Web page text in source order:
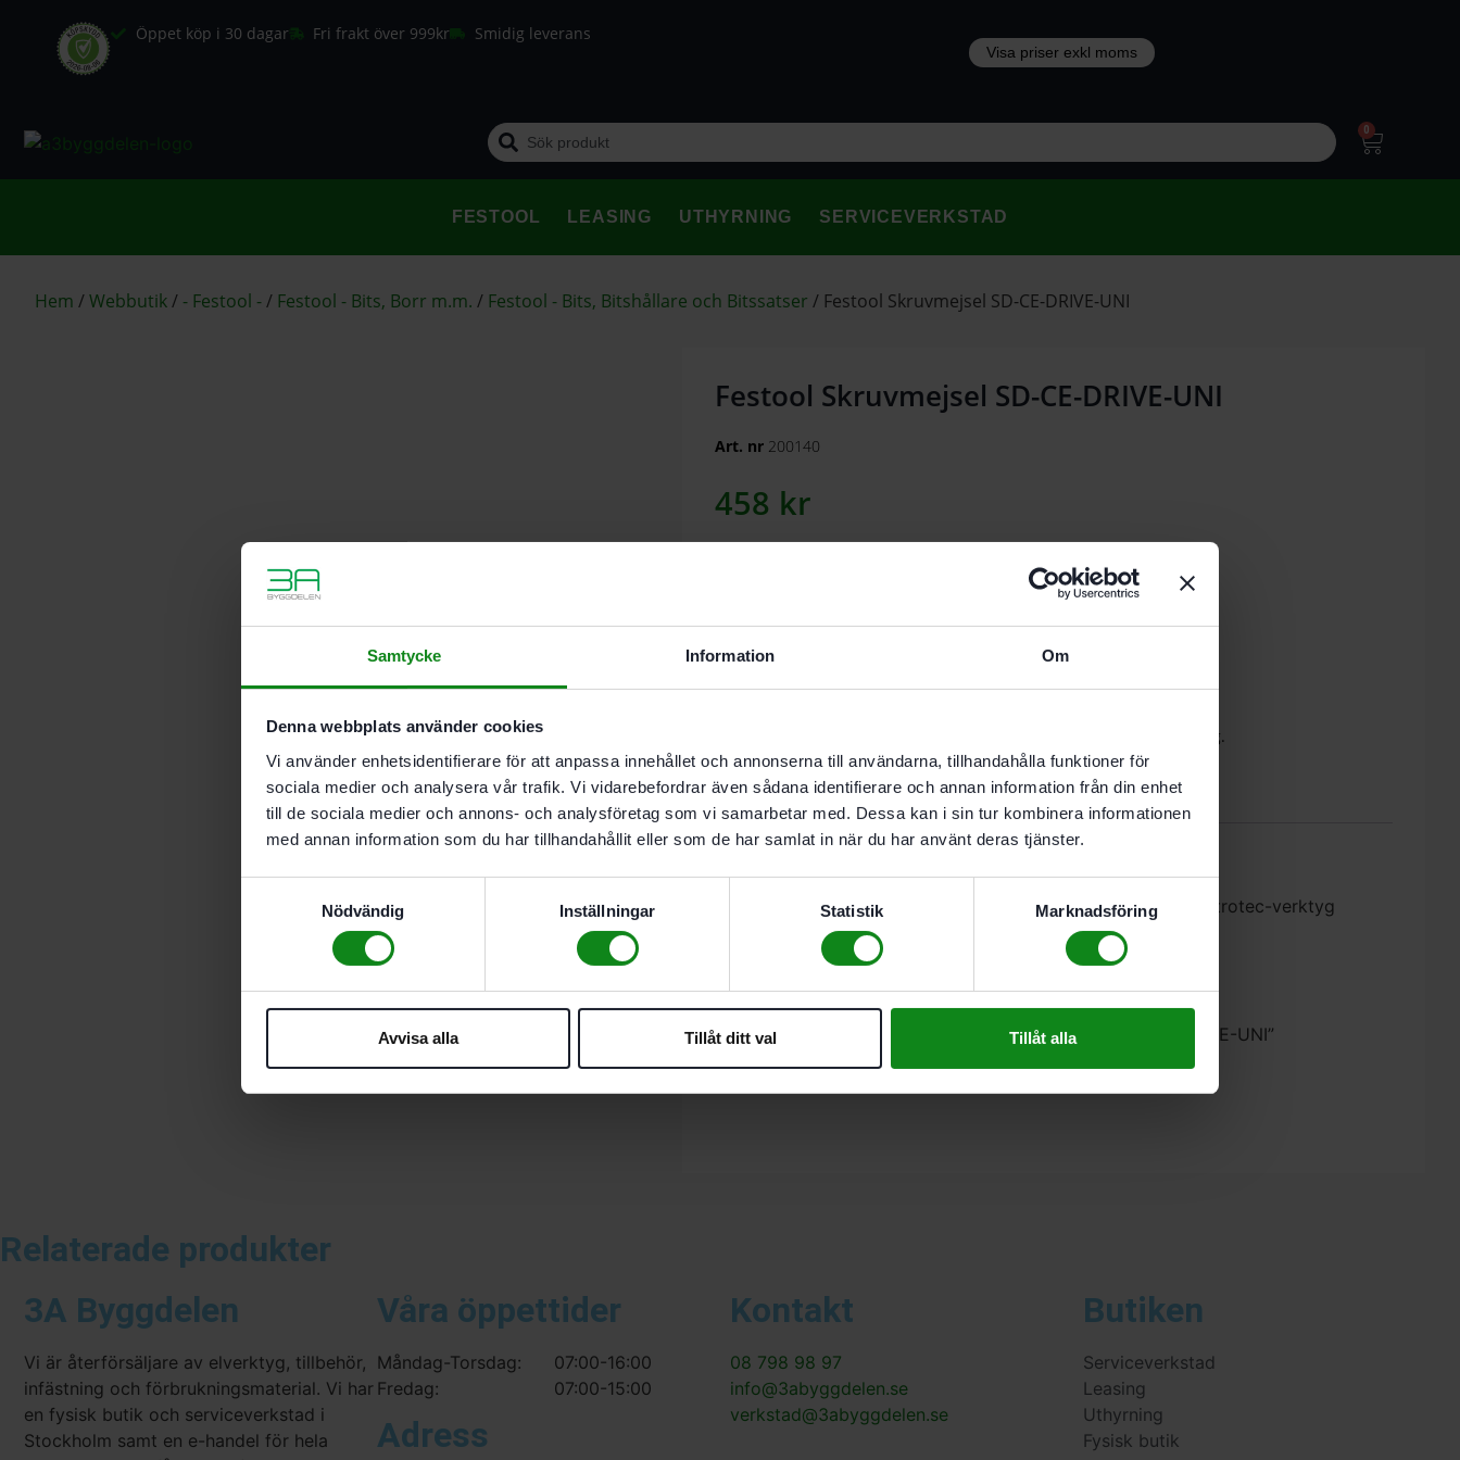
Samtycke Information Om
Denna webbplats använder cookies
Vi använder enhetsidentifierare för att anpassa innehållet och annonserna till användarna, tillhandahålla funktioner för
sociala medier och analysera vår trafik. Vi vidarebefordrar även sådana identifierare och annan information från din enhet
till de sociala medier och annons- och analysföretag som vi samarbetar med. Dessa kan i sin tur kombinera informationen
med annan information som du har tillhandahållit eller som de har samlat in när du har använt deras tjänster.
Nödvändig
Inställningar Statistik Marknadsföring
Avvisa alla Tillåt ditt val Tillåt alla
Öppet köp i 30 dagar Fri frakt över 999kr Smidig leverans
0
FESTOOL LEASING UTHYRNING SERVICEVERKSTAD
Hem /Webbutik/ - Festool -/ Festool - Bits, Borr m.m. / Festool - Bits, Bitshållare och Bitssatser / Festool Skruvmejsel SD-CE-DRIVE-UNI
Festool Skruvmejsel SD-CE-DRIVE-UNI
Art. nr 200140
458 kr
Lägg till i varukorg
För manuell isättning av Centrotec-bits och många Centrotec-verktyg.
Beskrivning Recensioner (0)
För manuell isättning av Centrotec-bits och många Centrotec-verktyg
För Centrotec-verktyg för borrning och skruvning
Det finns inga recensioner än.
Bli först med att recensera ”Festool Skruvmejsel SD-CE-DRIVE-UNI”
inloggad
Relaterade produkter
3A Byggdelen
Vi är återförsäljare av elverktyg, tillbehör,
infästning och förbrukningsmaterial. Vi har
en fysisk butik och serviceverkstad i
Stockholm samt en e-handel för hela
Våra öppettider
Måndag-Torsdag:
Fredag:
07:00-16:00
07:00-15:00
Adress
Kontakt
08 798 98 97
info@3abyggdelen.se
verkstad@3abyggdelen.se
Butiken
Serviceverkstad
Leasing
Uthyrning
Fysisk butik